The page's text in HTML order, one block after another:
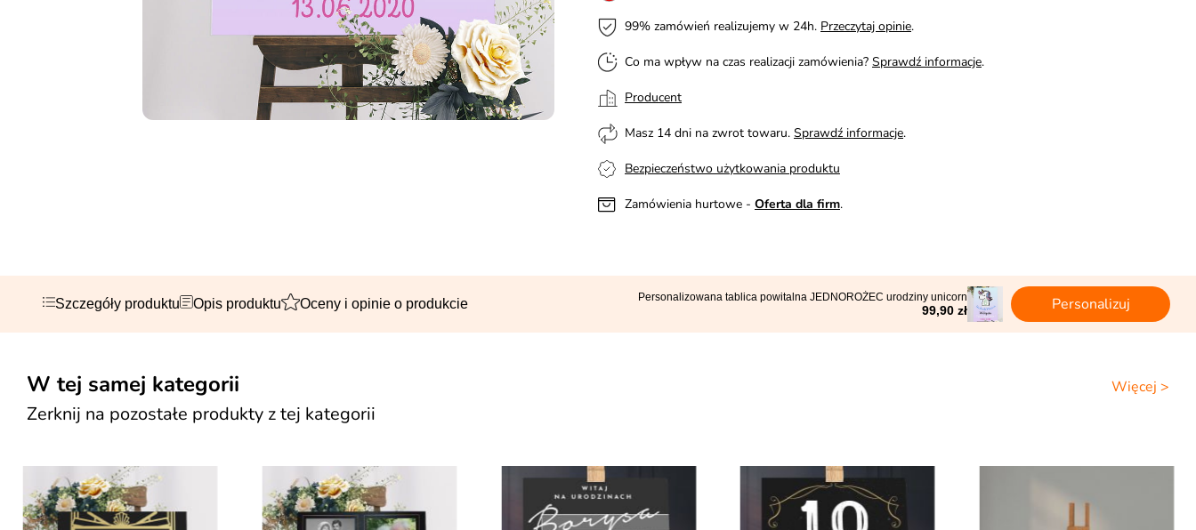
99% zamówień realizujemy w 24h. Przeczytaj opinie.
Co ma wpływ na czas realizacji zamówienia? Sprawdź informacje.
Producent
Masz 14 dni na zwrot towaru. Sprawdź informacje.
Bezpieczeństwo użytkowania produktu
Zamówienia hurtowe - Oferta dla firm.
Szczegóły produktu Opis produktu Oceny i opinie o produkcie Personalizowana tablica powitalna JEDNOROŻEC urodziny unicorn
99,90 zł Personalizuj
Więcej >
W tej samej kategorii
Zerknij na pozostałe produkty z tej kategorii